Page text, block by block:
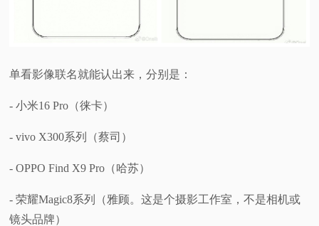
单看影像联名就能认出来，分别是：
- 小米16 Pro（徕卡）
- vivo X300系列（蔡司）
- OPPO Find X9 Pro（哈苏）
- 荣耀Magic8系列（雅顾。这是个摄影工作室，不是相机或
镜头品牌）